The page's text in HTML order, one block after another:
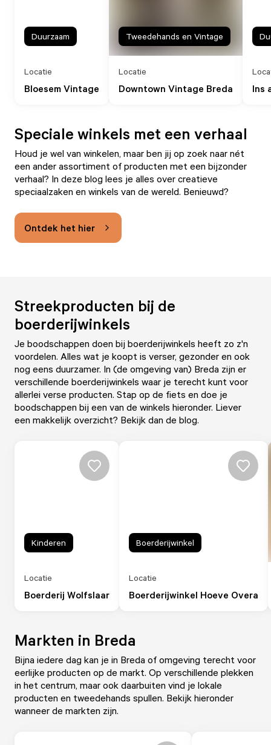
Bloesem Vintage
Locatie
Duurzaam
Downtown Vintage Breda
Locatie
Tweedehands en Vintage
Ins
Speciale winkels met een verhaal
Houd je wel van winkelen, maar ben jij op zoek naar nét
een ander assortiment of producten met een bijzonder
verhaal? In deze blog lees je alles over creatieve
speciaalzaken en winkels van de wereld. Benieuwd?
Ontdek het hier
Streekproducten bij de
boerderijwinkels
Je boodschappen doen bij boerderijwinkels heeft zo z'n
voordelen. Alles wat je koopt is verser, gezonder en ook
nog eens duurzamer. In (de omgeving van) Breda zijn er
verschillende boerderijwinkels waar je terecht kunt voor
allerlei verse producten. Stap op de fiets en doe je
boodschappen bij een van de winkels hieronder. Liever
een makkelijk overzicht? Bekijk dan de blog.
Boerderij Wolfslaar
Locatie
Kinderen
Boerderijwinkel Hoeve Overa
Locatie
Boerderijwinkel
Markten in Breda
Bijna iedere dag kan je in Breda of omgeving terecht voor
eerlijke producten op de markt. Op verschillende plekken
in het centrum, maar ook daarbuiten vind je lokale
producten en tweedehands spullen. Bekijk hieronder
wanneer de markten zijn.